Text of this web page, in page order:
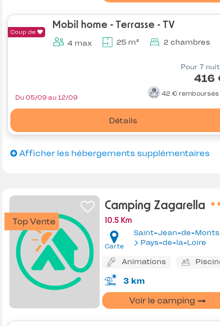
Coup de
Mobil home - Terrasse - TV
4 max 25 m² 2 chambres
Pour 7
416
42 € remboursés
Détails
Du 05/09 au 12/09
Afficher les hébergements supplémentaires
Top Vente
Camping Zagarella
10.5 Km
Carte
Saint-Jean-de-Monts
Pays-de-la-Loire
Animations
3 km
Voir le camping